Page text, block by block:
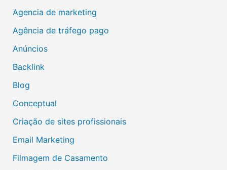
Agencia de marketing
Agência de tráfego pago
Anúncios
Backlink
Blog
Conceptual
Criação de sites profissionais
Email Marketing
Filmagem de Casamento